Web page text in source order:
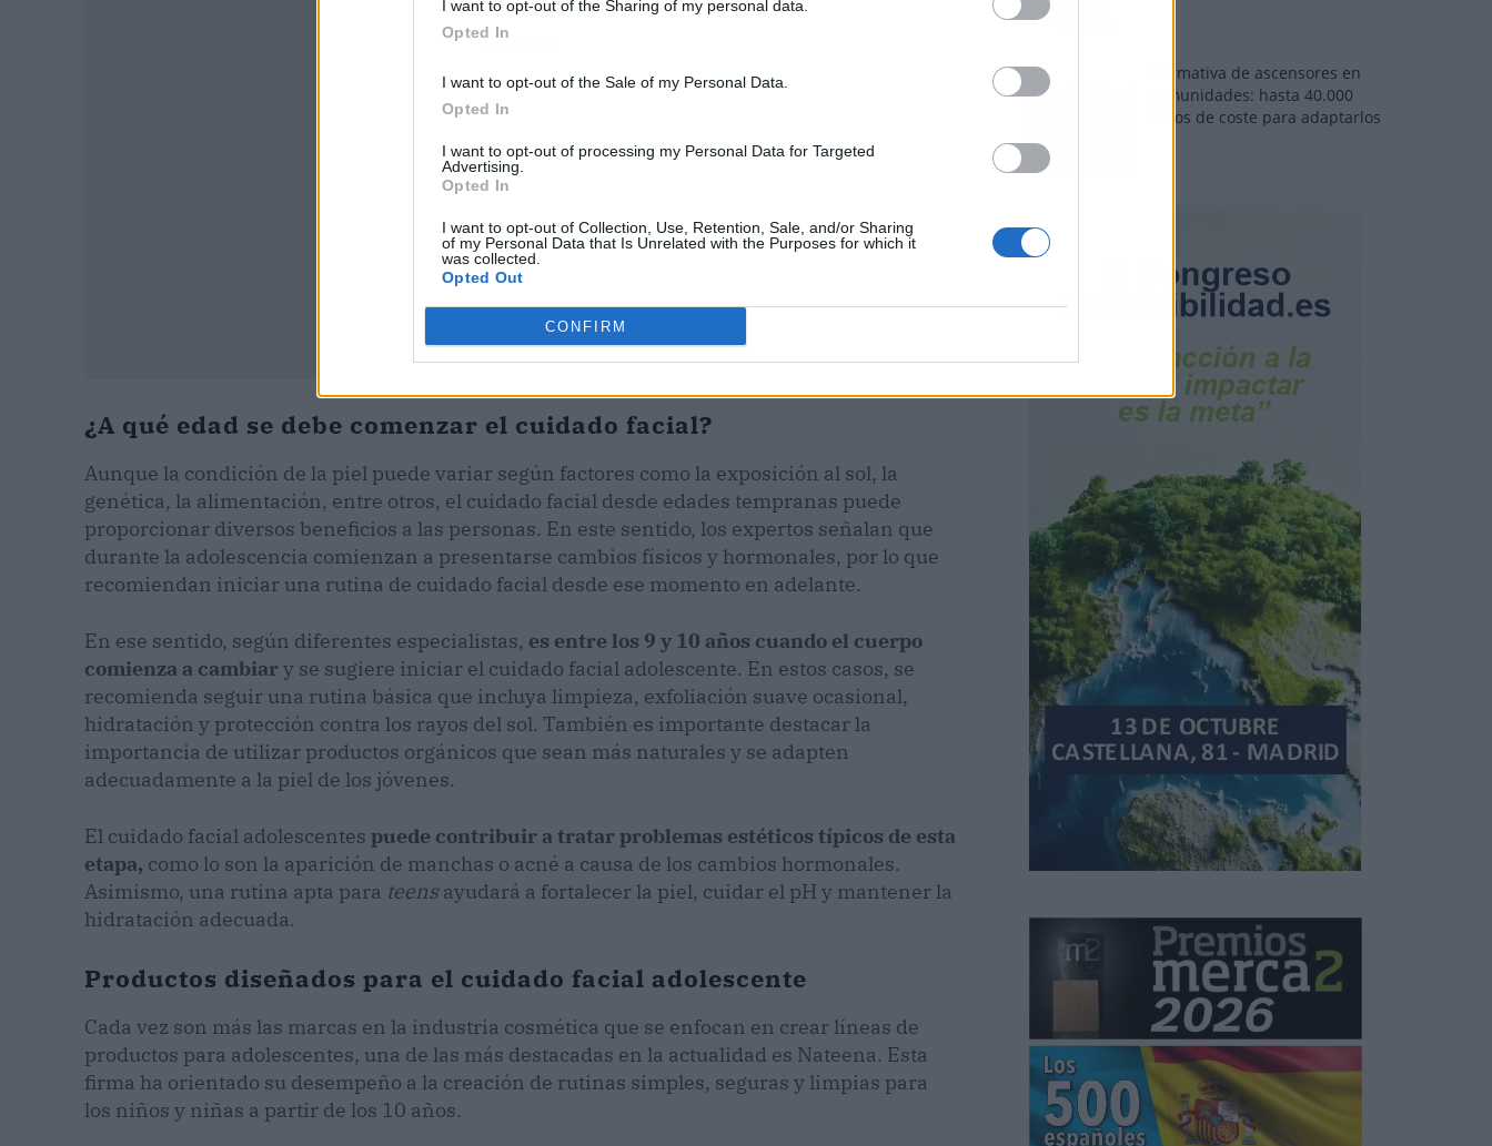
I want to opt-out of the Sharing of my personal data.
Opted In
I want to opt-out of the Sale of my Personal Data.
Opted In
I want to opt-out of processing my Personal Data for Targeted
Advertising.
Opted In
I want to opt-out of Collection, Use, Retention, Sale, and/or Sharing
of my Personal Data that Is Unrelated with the Purposes for which it
was collected.
Opted Out
CONFIRM
¿A qué edad se debe comenzar el cuidado facial?
Aunque la condición de la piel puede variar según factores como la exposición al sol, la
genética, la alimentación, entre otros, el cuidado facial desde edades tempranas puede
proporcionar diversos beneficios a las personas. En este sentido, los expertos señalan que
durante la adolescencia comienzan a presentarse cambios físicos y hormonales, por lo que
recomiendan iniciar una rutina de cuidado facial desde ese momento en adelante.
En ese sentido, según diferentes especialistas, es entre los 9 y 10 años cuando el cuerpo
comienza a cambiary se sugiere iniciar el cuidado facial adolescente. En estos casos, se
recomienda seguir una rutina básica que incluya limpieza, exfoliación suave ocasional,
hidratación y protección contra los rayos del sol. También es importante destacar la
importancia de utilizar productos orgánicos que sean más naturales y se adapten
adecuadamente a la piel de los jóvenes.
El cuidado facial adolescentes puede contribuir a tratar problemas estéticos típicos de esta
etapa, como lo son la aparición de manchas o acné a causa de los cambios hormonales.
Asimismo, una rutina apta para teensayudará a fortalecer la piel, cuidar el pH y mantener la
hidratación adecuada.
Productos diseñados para el cuidado facial adolescente
Cada vez son más las marcas en la industria cosmética que se enfocan en crear líneas de
productos para adolescentes, una de las más destacadas en la actualidad es Nateena. Esta
firma ha orientado su desempeño a la creación de rutinas simples, seguras y limpias para
los niños y niñas a partir de los 10 años.
Normativa de ascensores en
comunidades: hasta 40.000
euros de coste para adaptarlos